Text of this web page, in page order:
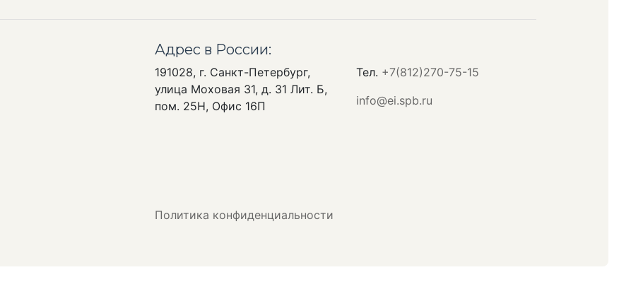
Адрес в России:
191028, г. Санкт-Петербург,
улица Моховая 31, д. 31 Лит. Б,
пом. 25Н, Офис 16П
Тел. +7(812)270-75-15
info@ei.spb.ru
Политика конфиденциальности